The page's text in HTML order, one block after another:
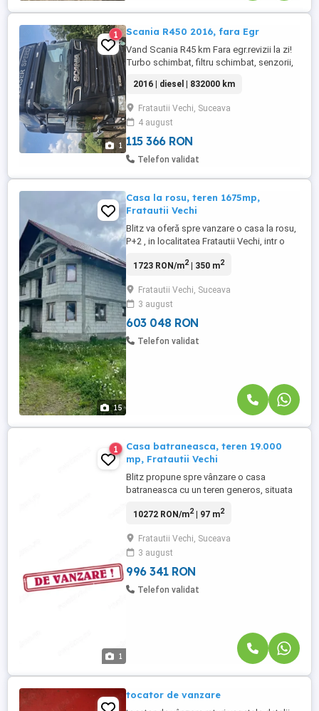
1
1 Scania R450 2016, fara Egr
Vand Scania R45 km Fara egr.revizii la zi!
Turbo schimbat, filtru schimbat, senzorii,
Pret 22.000eur plus tva la fact Mai multe
detalii la tel Se poate vinde si in ansamblu
cu vagon Krone
2016 | diesel | 832000 km
Fratautii Vechi, Suceava
4 august
115 366 RON
Telefon validat
15
Casa la rosu, teren 1675mp,
Fratautii Vechi
Blitz va oferă spre vanzare o casa la rosu,
P+2 , in localitatea Fratautii Vechi, intr o
are o suprafata construita la sol de 177
Casa este la roșu construită din BCA in
anul 2O10 , geamuri de termopan montate
cu ...
1723 RON/m2| 350 m2
Fratautii Vechi, Suceava
3 august
603 048 RON
Telefon validat
1
1
Casa batraneasca, teren 19.000
mp, Fratautii Vechi
Blitz propune spre vânzare o casa
batraneasca cu un teren generos, situata
acces excelent și vizibilitate ridicată. Casa
o suprafață totală de 19.000 mp și un
front de 50 metri liniari. Beneficiază de
toate ...
10272 RON/m2| 97 m2
Fratautii Vechi, Suceava
3 august
996 341 RON
Telefon validat
tocator de vanzare